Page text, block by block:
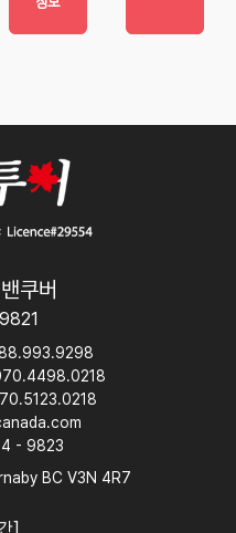
쿠버
070.4498.0218
- 9823
BC V3N 4R7